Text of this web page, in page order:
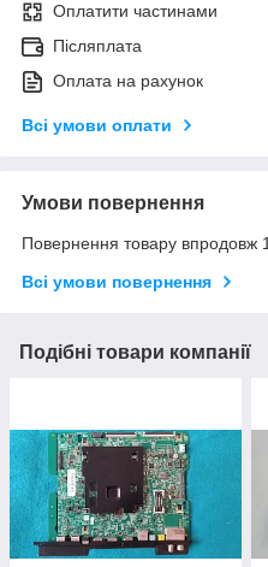
Оплатити частинами
Післяплата
Оплата на рахунок
Всі умови оплати
Умови повернення
Повернення товару впродовж
Всі умови повернення
Подібні товари компанії